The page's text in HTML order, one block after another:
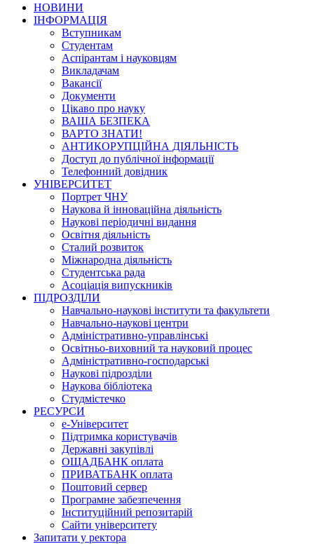
НОВИНИ
ІНФОРМАЦІЯ
Вступникам
Студентам
Аспірантам і науковцям
Викладачам
Вакансії
Документи
Цікаво про науку
ВАША БЕЗПЕКА
ВАРТО ЗНАТИ!
АНТИКОРУПЦІЙНА ДІЯЛЬНІСТЬ
Доступ до публічної інформації
Телефонний довідник
УНІВЕРСИТЕТ
Портрет ЧНУ
Наукова й інноваційна діяльність
Наукові періодичні видання
Освітня діяльність
Сталий розвиток
Міжнародна діяльність
Студентська рада
Асоціація випускників
ПІДРОЗДІЛИ
Навчально-наукові інститути та факультети
Навчально-наукові центри
Адміністративно-управлінські
Освітньо-виховний та науковий процес
Адміністративно-господарські
Наукові підрозділи
Наукова бібліотека
Студмістечко
РЕСУРСИ
е-Університет
Підтримка користувачів
Державні закупівлі
ОЩАДБАНК оплата
ПРИВАТБАНК оплата
Поштовий сервер
Програмне забезпечення
Інституційний репозитарій
Сайти університету
Запитати у ректора